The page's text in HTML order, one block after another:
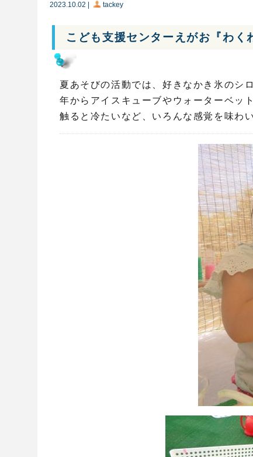
2023.10.02 tackey
こども支援センターえがお『わ
夏あそびの活動では、好きなかき氷のシ
年からアイスキューブやウォーターベッ
触ると冷たいなど、いろんな感覚を味わ